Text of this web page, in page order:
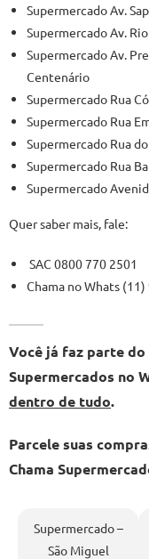
Supermercado Av.
Supermercado Av.
Supermercado Av.
Centenário
Supermercado Rua
Supermercado Rua
Supermercado Rua
Supermercado Rua
Supermercado
Quer saber mais, fale:
SAC 0800 770 2501
Chama no Whats
Você já faz parte do
Supermercados no
dentro de tudo.
Parcele suas
Chama
Supermercado –
São Miguel